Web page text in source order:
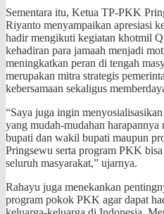
Sementara itu, Ketua TP-PKK
Riyanto menyampaikan apresiasi
hadir mengikuti kegiatan khotmil
kehadiran para jamaah menjadi
meningkatkan peran di tengah
merupakan mitra strategis
kebersamaan sekaligus
“Saya juga ingin
yang mudah-mudahan
bupati dan wakil bupati maupun
Pringsewu serta program PKK
seluruh masyarakat,” ujarnya.
Rahayu juga menekankan
program pokok PKK agar dapat